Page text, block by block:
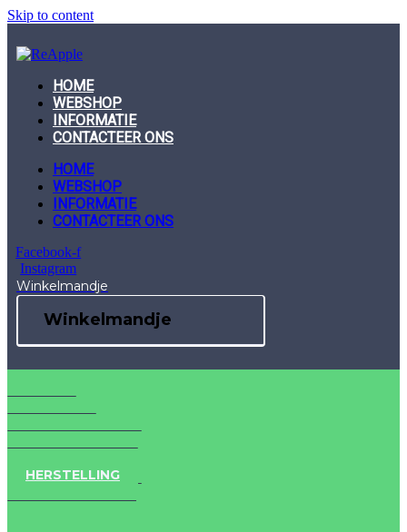
Skip to content
HOME
WEBSHOP
INFORMATIE
CONTACTEER ONS
HOME
WEBSHOP
INFORMATIE
CONTACTEER ONS
Facebook-f
Instagram
Winkelmandje
Winkelmandje
HERSTELLING